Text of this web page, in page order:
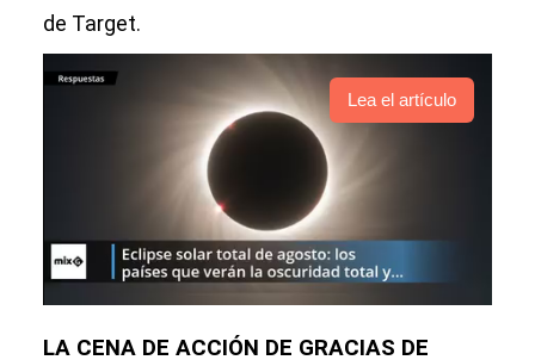
de Target.
Lea el artículo
LA CENA DE ACCIÓN DE GRACIAS DE